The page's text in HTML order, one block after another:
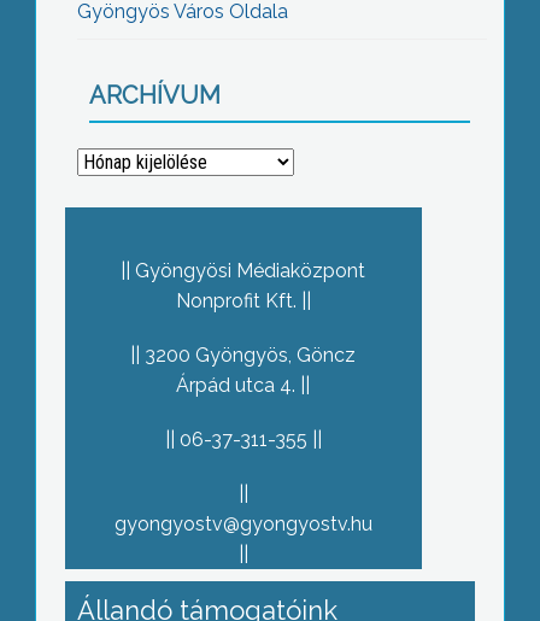
Gyöngyös Város Oldala
ARCHÍVUM
Archívum
Gyöngyösi Médiaközpont
Nonprofit Kft.
3200 Gyöngyös, Göncz
Árpád utca 4.
06-37-311-355
gyongyostv@gyongyostv.hu
Állandó támogatóink